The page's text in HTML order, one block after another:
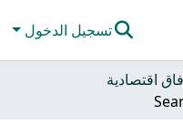
تسجيل الدخول
اقتصادية